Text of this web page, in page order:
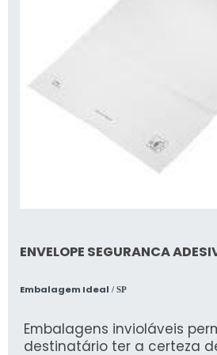
ENVELOPE SEGURANCA
Embalagem Ideal / SP
Embalagens invioláveis
destinatário ter a certeza